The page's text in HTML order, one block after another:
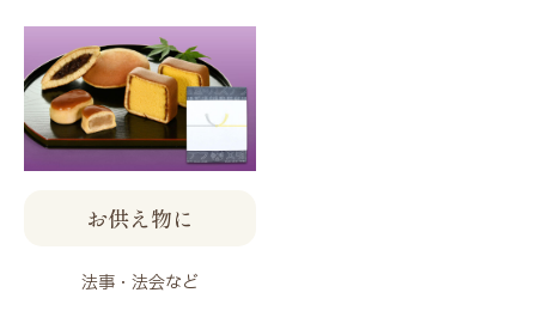
お供え物に
法事・法会など